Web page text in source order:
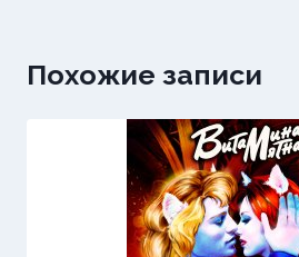
Похожие записи